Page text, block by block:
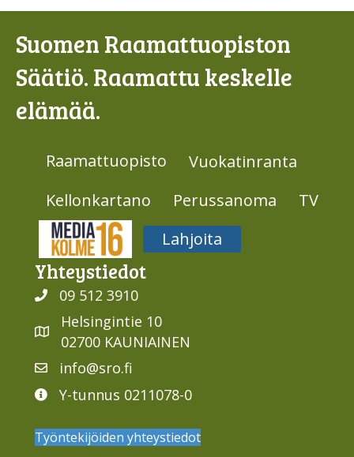
Suomen Raamattuopiston
Säätiö. Raamattu keskelle
elämää.
Raamattuopisto
Vuokatinranta
Kellonkartano
Perussanoma
TV
Media316
Lahjoita
Yhteys­tiedot
09 512 3910
Helsingintie 10
02700 KAUNIAINEN
info@sro.fi
Y-tunnus 0211078-0
Työntekijöiden yhteystiedot